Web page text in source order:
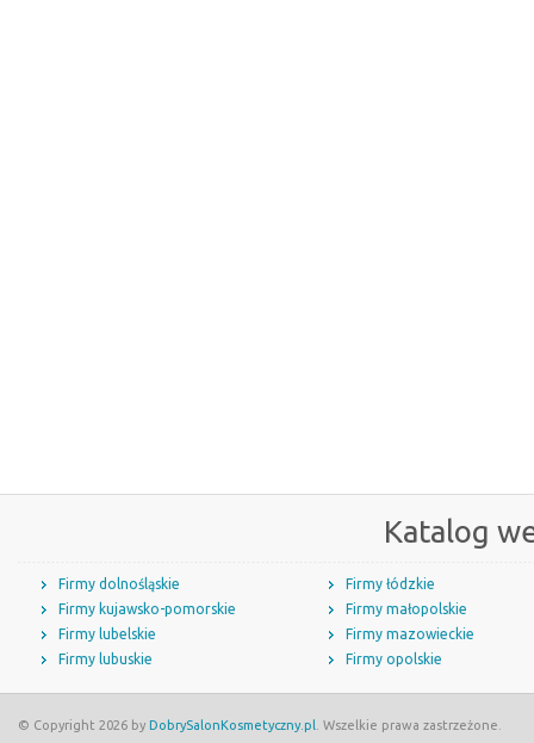
Katalog
Firmy dolnośląskie
Firmy kujawsko-pomorskie
Firmy lubelskie
Firmy lubuskie
Firmy łódzkie
Firmy małopolskie
Firmy mazowieckie
Firmy opolskie
© Copyright 2026 by DobrySalonKosmetyczny.pl . Wszelkie prawa zastrzeżone.